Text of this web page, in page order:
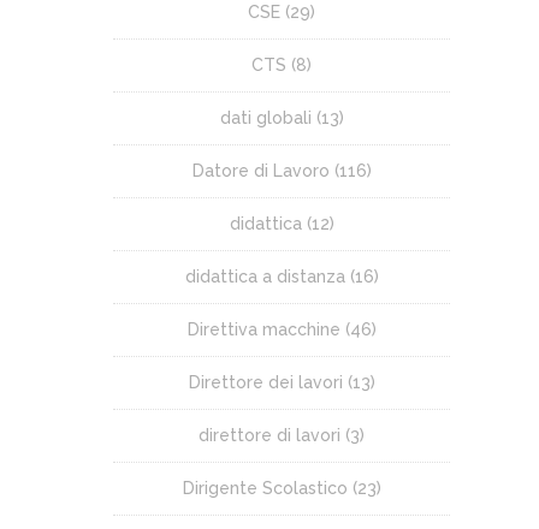
CSE (29)
CTS (8)
dati globali (13)
Datore di Lavoro (116)
didattica (12)
didattica a distanza (16)
Direttiva macchine (46)
Direttore dei lavori (13)
direttore di lavori (3)
Dirigente Scolastico (23)